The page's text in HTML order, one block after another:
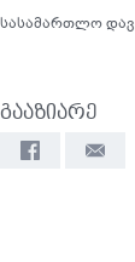
სასამართლო
გააზიარე